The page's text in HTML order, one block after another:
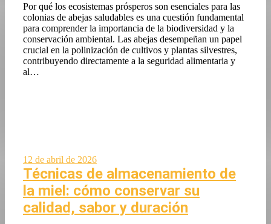
Por qué los ecosistemas prósperos son esenciales para las
colonias de abejas saludables es una cuestión fundamental
para comprender la importancia de la biodiversidad y la
conservación ambiental. Las abejas desempeñan un papel
crucial en la polinización de cultivos y plantas silvestres,
contribuyendo directamente a la seguridad alimentaria y
al…
12 de abril de 2026
Técnicas de almacenamiento de
la miel: cómo conservar su
calidad, sabor y duración